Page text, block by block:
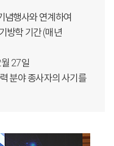
념행사와 연계하여
방학 기간 (매년
월 27일
분야 종사자의 사기를